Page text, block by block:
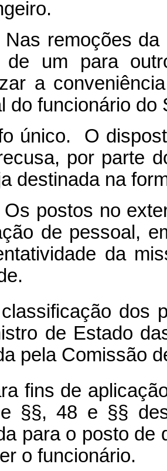
remoções da
um para
a
do funcionário do
único. O
por parte
destinada na
postos no
de pessoal,
da
dos
de Estado
pela Comissão
fins de
§§, 48 e §§
para o posto de
o funcionário.